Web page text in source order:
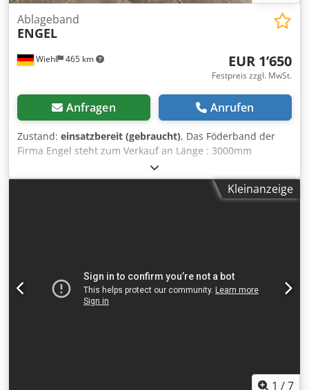
Wiehl 465 km
Ablageband
ENGEL
EUR 1’650
Festpreis zzgl. MwSt.
Anfragen Anrufen
Zustand: einsatzbereit (gebraucht), Das Föderband der
Firma Engel steht zum Verkauf an Länge : 3000mm
Nutzbreite: 400 mm Höhenverstellbar: 1000mm-1250mm 2
Lenkrollen mit Bremse 2 feststellende Rollen Dsdem E I
Kleinanzeige
1 /7